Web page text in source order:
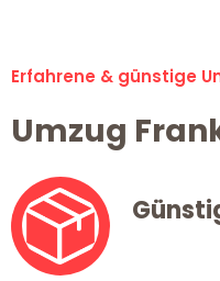
Erfahrene & günstige
Umzug